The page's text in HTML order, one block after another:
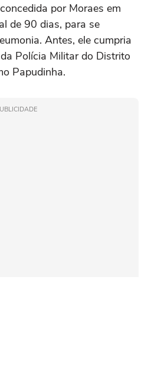
por Moraes em
de 90 dias, para se
Antes, ele cumpria
Polícia Militar do Distrito
Papudinha.